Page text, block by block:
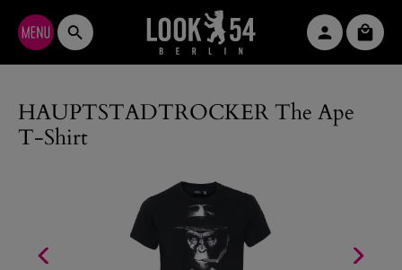
Zum Hauptinhalt springen
HAUPTSTADTROCKER The Ape
T-Shirt